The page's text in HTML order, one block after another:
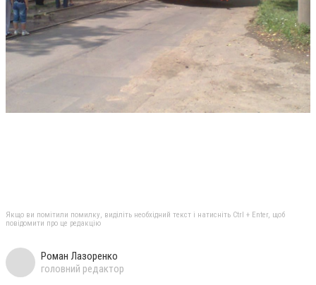
Якщо ви помітили помилку, виділіть необхідний текст і натисніть Ctrl + Enter, щоб
повідомити про це редакцію
Роман Лазоренко
головний редактор